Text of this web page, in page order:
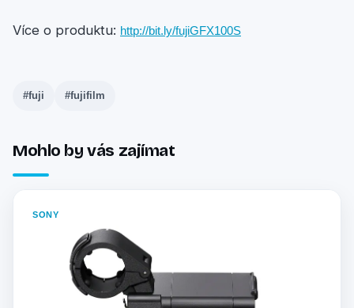
Více o produktu: http://bit.ly/fujiGFX100S
#fuji #fujifilm
Mohlo by vás zajímat
SONY